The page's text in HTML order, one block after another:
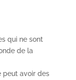
qui ne sont
de la
peut avoir des